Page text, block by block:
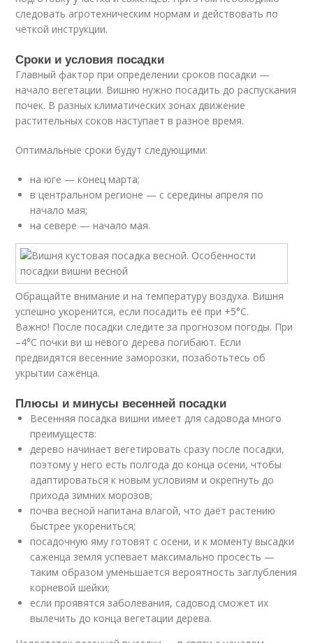
следовать агротехническим нормам и действовать по
чёткой инструкции.
Сроки и условия посадки
Главный фактор при определении сроков посадки —
начало вегетации. Вишню нужно посадить до распускания
почек. В разных климатических зонах движение
растительных соков наступает в разное время.
Оптимальные сроки будут следующими:
на юге — конец марта;
в центральном регионе — с середины апреля по
начало мая;
на севере — начало мая.
Обращайте внимание и на температуру воздуха. Вишня
успешно укоренится, если посадить её при +5°С.
Важно! После посадки следите за прогнозом погоды. При
–4°С почки ви ш нёвого дерева погибают. Если
предвидятся весенние заморозки, позаботьтесь об
укрытии саженца.
Плюсы и минусы весенней посадки
Весенняя посадка вишни имеет для садовода много
преимуществ:
дерево начинает вегетировать сразу после посадки,
поэтому у него есть полгода до конца осени, чтобы
адаптироваться к новым условиям и окрепнуть до
прихода зимних морозов;
почва весной напитана влагой, что даёт растению
быстрее укорениться;
посадочную яму готовят с осени, и к моменту высадки
саженца земля успевает максимально просесть —
таким образом уменьшается вероятность заглубления
корневой шейки;
если проявятся заболевания, садовод сможет их
вылечить до конца вегетации дерева.